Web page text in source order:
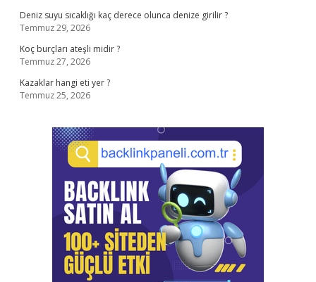
Deniz suyu sıcaklığı kaç derece olunca denize girilir ?
Temmuz 29, 2026
Koç burçları ateşli midir ?
Temmuz 27, 2026
Kazaklar hangi eti yer ?
Temmuz 25, 2026